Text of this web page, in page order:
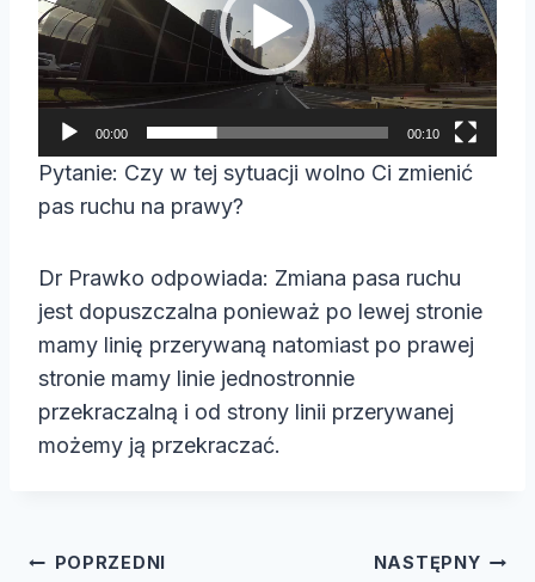
w
a
r
z
c
z
i
d
e
o
00:00 00:10
Pytanie: Czy w tej sytuacji wolno Ci zmienić
pas ruchu na prawy?
Dr Prawko odpowiada: Zmiana pasa ruchu
jest dopuszczalna ponieważ po lewej stronie
mamy linię przerywaną natomiast po prawej
stronie mamy linie jednostronnie
przekraczalną i od strony linii przerywanej
możemy ją przekraczać.
Nawigacja
POPRZEDNI NASTĘPNY